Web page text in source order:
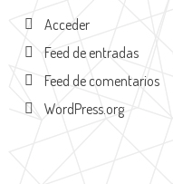
Acceder
Feed de entradas
Feed de comentarios
WordPress.org